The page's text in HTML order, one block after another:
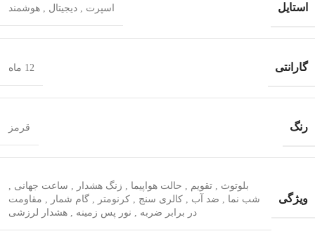
استایل اسپرت دیجیتال هوشمند
گارانتی 12 ماه
رنگ قرمز
ویژگی
بلوتوث تقویم حالت هواپیما زنگ هشدار ساعت جهانی
شب‌ نما
ضد آب کالری سنج کرنومتر گام شمار
مقاومت
در برابر ضربه
نور پس زمینه هشدار لرزشی